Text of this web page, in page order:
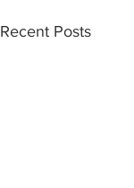
Recent Posts